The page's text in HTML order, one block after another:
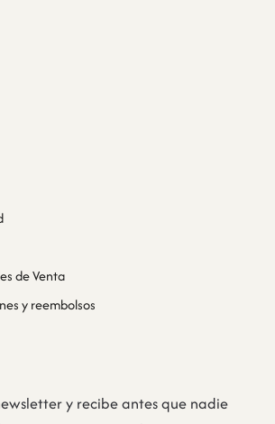
de Venta
y reembolsos
y recibe antes que nadie